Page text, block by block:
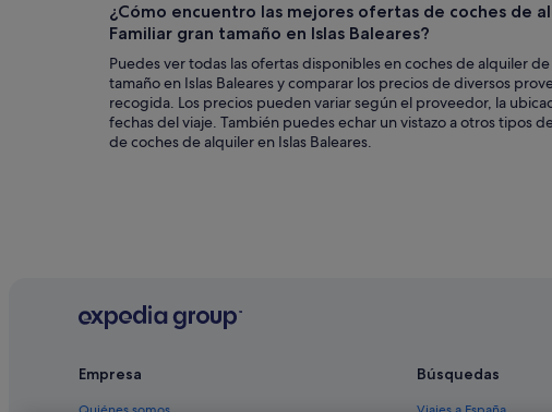
¿Cómo encuentro las mejores ofertas de coches de
Familiar gran tamaño en Islas Baleares?
Puedes ver todas las ofertas disponibles en coches de alquiler
tamaño en Islas Baleares y comparar los precios de diversos
recogida. Los precios pueden variar según el proveedor, la
fechas del viaje. También puedes echar un vistazo a otros tipos
de coches de alquiler en Islas Baleares.
Empresa Búsquedas